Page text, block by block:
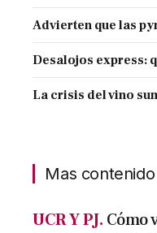
Advierten que las
Desalojos express:
La crisis del vino
Mas contenido
UCR Y PJ. Cómo